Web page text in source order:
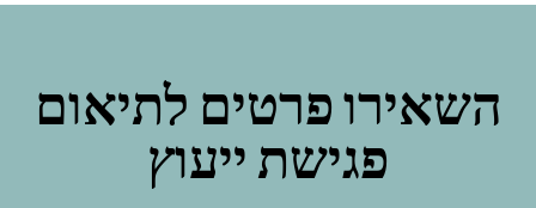
השאירו פרטים לתיאום
פגישת ייעוץ